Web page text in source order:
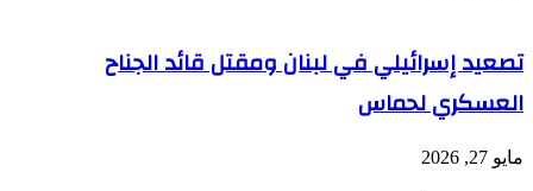
تصعيد إسرائيلي في لبنان ومقتل قائد الجناح
العسكري لحماس
مايو 27, 2026